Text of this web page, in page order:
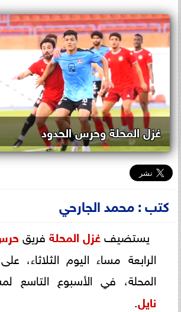
غزل المحلة وحرس الحدود
كتب : محمد الجارحي
يستضيفغزل المحلةفريق
الرابعة مساء اليوم الثلاثاء،
المحلة، في الأسبوع التاسع
نايل